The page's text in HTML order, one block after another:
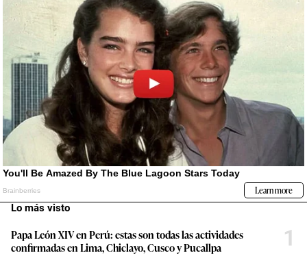
Lo más visto
Papa León XIV en Perú: estas son todas las actividades
confirmadas en Lima, Chiclayo, Cusco y Pucallpa
1